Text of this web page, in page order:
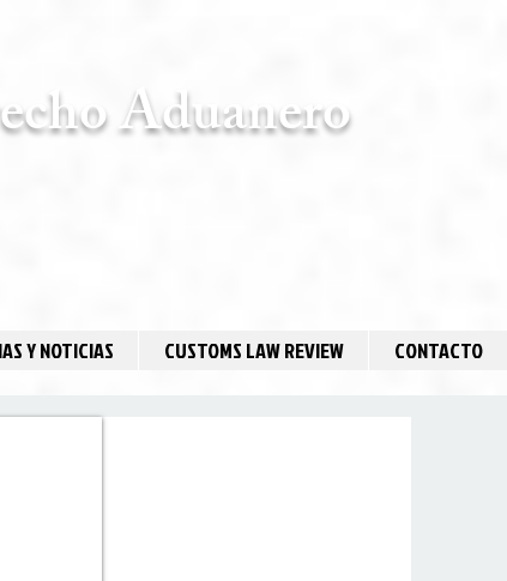
Aduanero
Y NOTICIAS CUSTOMS LAW REVIEW CONTACTO